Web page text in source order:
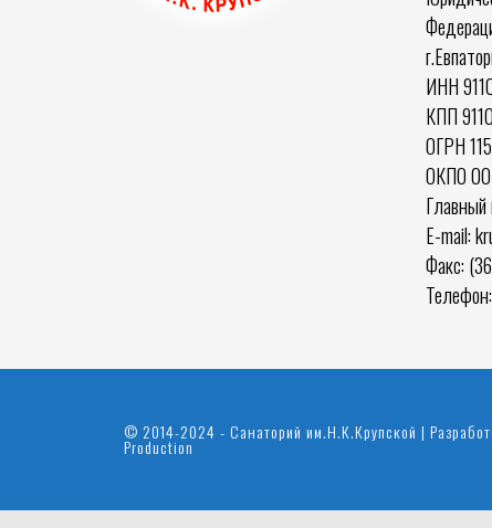
ИНН
КПП
ОГРН
ОКПО
Главный
E-mail:
Факс:
© 2014-2024 - Санаторий им.Н.К.Крупской |
Production